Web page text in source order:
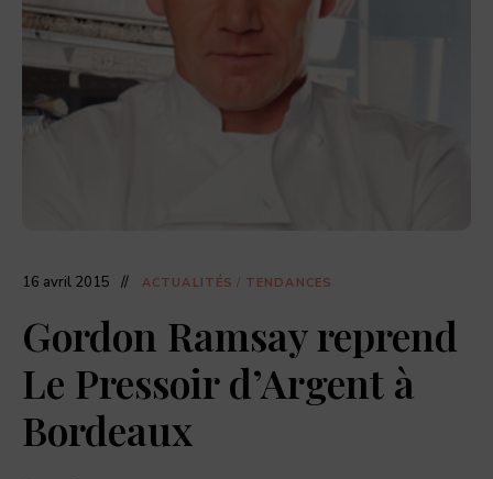
dernières
actualités
food,
de
restaurants,
coffee
16 avril 2015 ACTUALITÉS / TENDANCES
Gordon Ramsay reprend
Le Pressoir d’Argent à
Bordeaux